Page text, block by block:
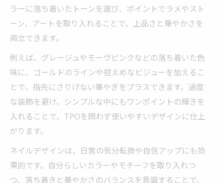
ラーに落ち着いたトーンを選び、ポイントでラメやスト
ーン、アートを取り入れることで、上品さと華やかさを
両立できます。
例えば、グレージュやモーヴピンクなどの落ち着いた色
味に、ゴールドのラインや控えめなビジューを加えるこ
とで、指先にさりげない華やぎをプラスできます。過度
な装飾を避け、シンプルな中にもワンポイントの輝きを
入れることで、TPOを問わず使いやすいデザインに仕上
がります。
ネイルデザインは、日常の気分転換や自信アップにも効
果的です。自分らしいカラーやモチーフを取り入れつ
つ、落ち着きと華やかさのバランスを意識することで、